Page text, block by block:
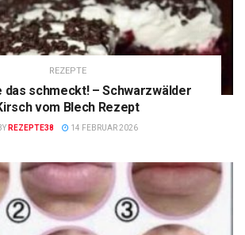
REZEPTE
das schmeckt! – Schwarzwälder
vom Blech Rezept
REZEPTE38 14 FEBRUAR 2026